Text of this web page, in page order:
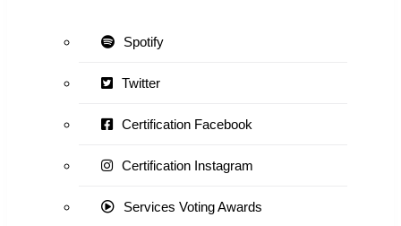
Spotify
Twitter
Certification Facebook
Certification Instagram
Services Voting Awards